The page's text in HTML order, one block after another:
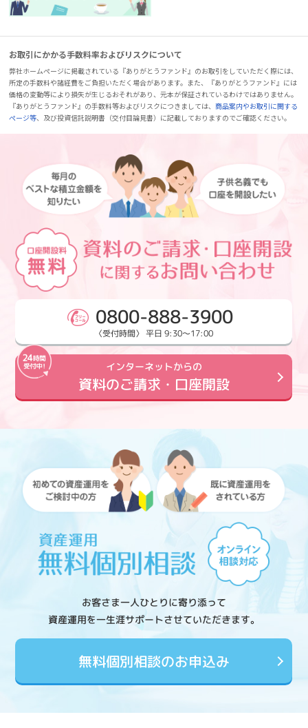
お取引にかかる手数料率およびリスクについて
弊社ホームページに掲載されている『ありがとうファンド』のお取引をしていただく際には、
所定の手数料や諸経費をご負担いただく場合があります。また、『ありがとうファンド』には
価格の変動等により損失が生じるおそれがあり、元本が保証されているわけではありません。
『ありがとうファンド』の手数料等およびリスクにつきましては、商品案内やお取引に関する
ページ等、及び投資信託説明書（交付目論見書）に記載しておりますのでご確認ください。
0800-888-3900
〈受付時間〉 平日 9:30～17:00
インターネットからの
資料のご請求・口座開設
お客さま一人ひとりに寄り添って
資産運用を一生涯サポートさせていただきます。
無料個別相談のお申込み